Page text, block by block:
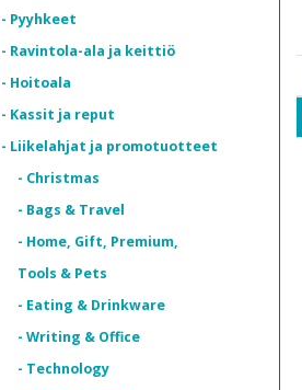
- Pyyhkeet
- Ravintola-ala ja keittiö
- Hoitoala
- Kassit ja reput
- Liikelahjat ja promotuotteet
- Christmas
- Bags & Travel
- Home, Gift, Premium,
Tools & Pets
- Eating & Drinkware
- Writing & Office
- Technology